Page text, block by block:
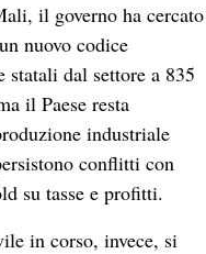
il governo ha cercato
nuovo codice
statali dal settore a 835
il Paese resta
industriale
conflitti con
su tasse e profitti.
in corso, invece, si